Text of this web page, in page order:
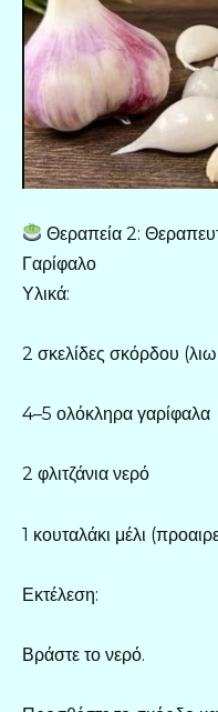
Θεραπεία 2:
Γαρίφαλο
Υλικά:
2 σκελίδες σκόρδου
4–5 ολόκληρα γαρίφαλα
2 φλιτζάνια νερό
1 κουταλάκι μέλι
Εκτέλεση:
Βράστε το νερό.